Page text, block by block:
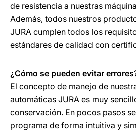
de resistencia a nuestras
Además, todos nuestros
JURA cumplen todos los
estándares de calidad con
¿Cómo se pueden evitar
El concepto de manejo de
automáticas JURA es muy
conservación. En pocos pasos
programa de forma intuitiva y